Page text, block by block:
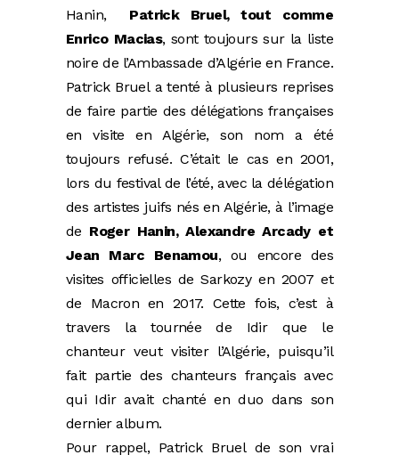
Hanin, Patrick Bruel, tout comme
Enrico Macias, sont toujours sur la liste
noire de l’Ambassade d’Algérie en France.
Patrick Bruel a tenté à plusieurs reprises
de faire partie des délégations françaises
en visite en Algérie, son nom a été
toujours refusé. C’était le cas en 2001,
lors du festival de l’été, avec la délégation
des artistes juifs nés en Algérie, à l’image
de Roger Hanin, Alexandre Arcady et
Jean Marc Benamou, ou encore des
visites officielles de Sarkozy en 2007 et
de Macron en 2017. Cette fois, c’est à
travers la tournée de Idir que le
chanteur veut visiter l’Algérie, puisqu’il
fait partie des chanteurs français avec
qui Idir avait chanté en duo dans son
dernier album.
Pour rappel, Patrick Bruel de son vrai